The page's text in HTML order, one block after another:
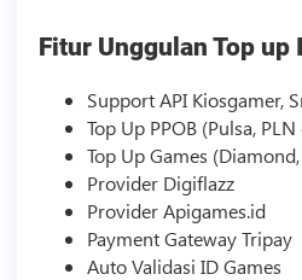
Fitur Unggulan Top up
Support API Kiosgamer,
Top Up PPOB (Pulsa,
Top Up Games
Provider Digiflazz
Provider Apigames.id
Payment Gateway Tripay
Auto Validasi ID Games